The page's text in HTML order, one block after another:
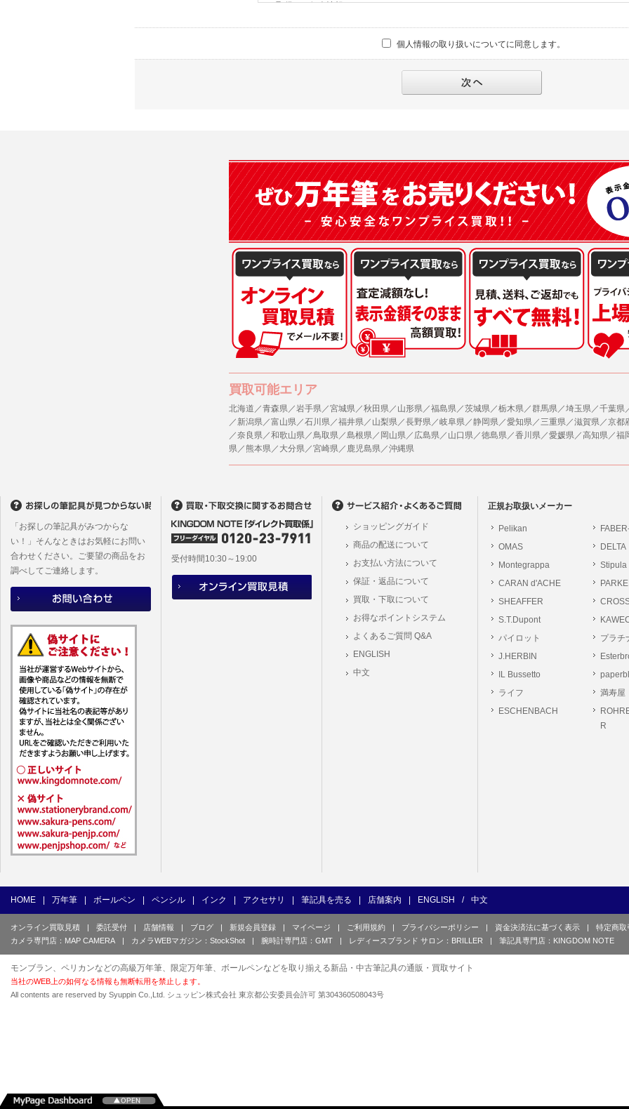
(1)取得する個人情報
・お問合せへの対応のため
(2)法令等により開示を求められた場合。
(3)ご本人または公衆の生命、身体又は財産の保護のために必要がある場合であって、本人の同
(4)国の機関若しくは地方公共団体又はその委託を受けた者が法令の定める事務を遂行すること
本人の同意を得ることにより当該事務の遂行に支障を及ぼすおそれがあるとき。
(5)業務を円滑に進めるために、外部業者に個人データの一部又は全部の処理を委託する場合（
の安全管理が図られるように、委託先に対する必要かつ適切な監督を行ないます）。
当社への個人情報の提供はお客様の任意ですが、必要な個人情報をご提供いただけない場合、
ますのでご了承下さい。
５．ご本人が容易に知覚できない方法による個人情報の取得
当社ホームページでは、利用者が当社ホームページに再訪問される際、より便利に当社ホーム
また利用者の統計的分析のため、または掲載された広告にクッキーを使用する場合があります。
６．個人情報に関するお問合せ対応
(1)当社は、当社の保有する個人データに関し、ご本人から利用目的の通知，開示，内容の訂正
者への提供の停止の請求などがあれば、ご本人の確認をさせていただいた上で、速やかに対応
するご質問、ご相談にも対応いたします。尚、シュッピン会員のお客様は、当社が保有する個
があります。
シュッピン株式会
個人情報の取り扱いについてに同意します。
買取可能エリア
北海道／青森県／岩手県／宮城県／秋田県／山形県／福島県／茨城県／栃木県／群馬県／埼玉県／千葉県
／新潟県／富山県／石川県／福井県／山梨県／長野県／岐阜県／静岡県／愛知県／三重県／滋賀県／京都
／奈良県／和歌山県／鳥取県／島根県／岡山県／広島県／山口県／徳島県／香川県／愛媛県／高知県／福
県／熊本県／大分県／宮崎県／鹿児島県／沖縄県
正規お取扱いメーカー
Pelikan
OMAS
DELTA
Montegrappa
Stipula
CARAN d'ACHE
SHEAFFER
S.T.Dupont
パイロット
プラチ
J.HERBIN
IL Bussetto
ライフ
満寿屋
ESCHENBACH
R
「お探しの筆記具がみつからな
い！」そんなときはお気軽にお問い
合わせください。ご要望の商品をお
調べしてご連絡します。
受付時間10:30～19:00
ショッピングガイド
商品の配送について
お支払い方法について
保証・返品について
買取・下取について
お得なポイントシステム
よくあるご質問 Q&A
ENGLISH
中文
HOME 万年筆 ボールペン ペンシル インク アクセサリ 筆記具を売る 店舗案内 ENGLISH / 中文
オンライン買取見積 | 委託受付 | 店舗情報 | ブログ | 新規会員登録 | マイページ | ご利用規約 | プライバシーポリシー | 資金決済法に基づく表示 |
特定商取
カメラ専門店：MAP CAMERA
| カメラWEBマガジン：StockShot | 腕時計専門店：GMT | レディースブランド サロン：BRILLER | 筆記具専門店：KINGDOM NOTE
モンブラン、ペリカンなどの高級万年筆、限定万年筆、ボールペンなどを取り揃える新品・中古筆記具の通販・買取サイト
当社のWEB上の如何なる情報も無断転用を禁止します。
All contents are reserved by Syuppin Co.,Ltd. シュッピン株式会社 東京都公安委員会許可 第304360508043号